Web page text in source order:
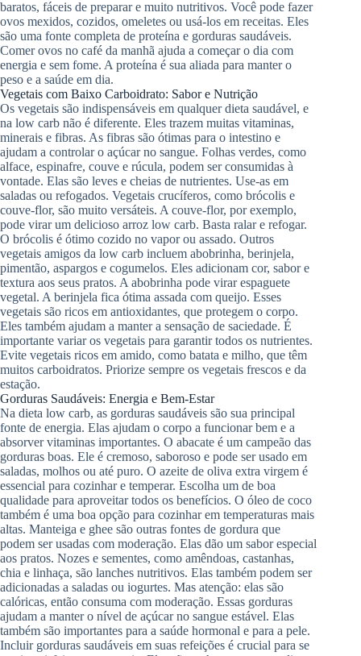
baratos, fáceis de preparar e muito nutritivos. Você pode fazer
ovos mexidos, cozidos, omeletes ou usá-los em receitas. Eles
são uma fonte completa de proteína e gorduras saudáveis.
Comer ovos no café da manhã ajuda a começar o dia com
energia e sem fome. A proteína é sua aliada para manter o
peso e a saúde em dia.
Vegetais com Baixo Carboidrato: Sabor e Nutrição
Os vegetais são indispensáveis em qualquer dieta saudável, e
na low carb não é diferente. Eles trazem muitas vitaminas,
minerais e fibras. As fibras são ótimas para o intestino e
ajudam a controlar o açúcar no sangue. Folhas verdes, como
alface, espinafre, couve e rúcula, podem ser consumidas à
vontade. Elas são leves e cheias de nutrientes. Use-as em
saladas ou refogados. Vegetais crucíferos, como brócolis e
couve-flor, são muito versáteis. A couve-flor, por exemplo,
pode virar um delicioso arroz low carb. Basta ralar e refogar.
O brócolis é ótimo cozido no vapor ou assado. Outros
vegetais amigos da low carb incluem abobrinha, berinjela,
pimentão, aspargos e cogumelos. Eles adicionam cor, sabor e
textura aos seus pratos. A abobrinha pode virar espaguete
vegetal. A berinjela fica ótima assada com queijo. Esses
vegetais são ricos em antioxidantes, que protegem o corpo.
Eles também ajudam a manter a sensação de saciedade. É
importante variar os vegetais para garantir todos os nutrientes.
Evite vegetais ricos em amido, como batata e milho, que têm
muitos carboidratos. Priorize sempre os vegetais frescos e da
estação.
Gorduras Saudáveis: Energia e Bem-Estar
Na dieta low carb, as gorduras saudáveis são sua principal
fonte de energia. Elas ajudam o corpo a funcionar bem e a
absorver vitaminas importantes. O abacate é um campeão das
gorduras boas. Ele é cremoso, saboroso e pode ser usado em
saladas, molhos ou até puro. O azeite de oliva extra virgem é
essencial para cozinhar e temperar. Escolha um de boa
qualidade para aproveitar todos os benefícios. O óleo de coco
também é uma boa opção para cozinhar em temperaturas mais
altas. Manteiga e ghee são outras fontes de gordura que
podem ser usadas com moderação. Elas dão um sabor especial
aos pratos. Nozes e sementes, como amêndoas, castanhas,
chia e linhaça, são lanches nutritivos. Elas também podem ser
adicionadas a saladas ou iogurtes. Mas atenção: elas são
calóricas, então consuma com moderação. Essas gorduras
ajudam a manter o nível de açúcar no sangue estável. Elas
também são importantes para a saúde hormonal e para a pele.
Incluir gorduras saudáveis em suas refeições é crucial para se